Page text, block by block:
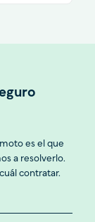
es el que
a resolverlo.
contratar.